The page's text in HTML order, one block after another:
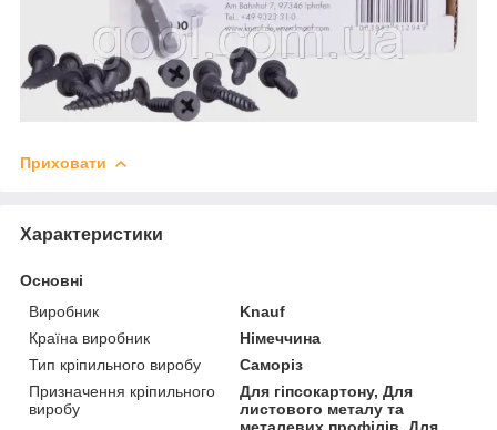
Приховати
Характеристики
Основні
Виробник
Knauf
Країна виробник
Німеччина
Тип кріпильного виробу
Саморіз
Призначення кріпильного
виробу
Для гіпсокартону, Для
листового металу та
металевих профілів, Для